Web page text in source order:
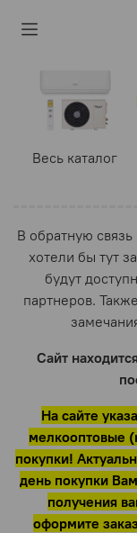
Весь каталог
В обратную
хотели бы тут
будут
партнеров.
Сайт
На сайте
мелкооптовые
покупки!
день покупки
получения
оформите